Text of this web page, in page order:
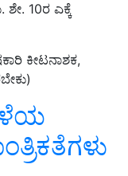
10ರ ಎಕ್ಕೆ
ಕೀಟನಾಶಕ,